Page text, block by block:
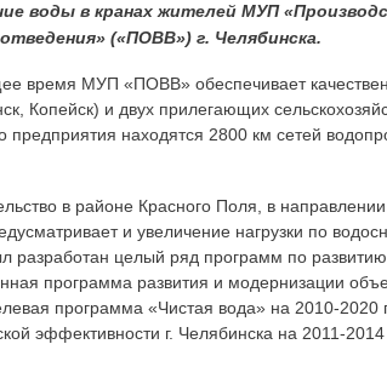
воды в кранах жителей МУП
(«ПОВВ») г. Челябинска.
время МУП «ПОВВ» обеспечивает
Копейск) и двух прилегающих
находятся 2800 км сетей
в районе Красного Поля, в
и увеличение нагрузки по
разработан целый ряд программ по
программа развития и модернизации
программа «Чистая вода» на 2010-2020
эффективности г. Челябинска на 2011-2014